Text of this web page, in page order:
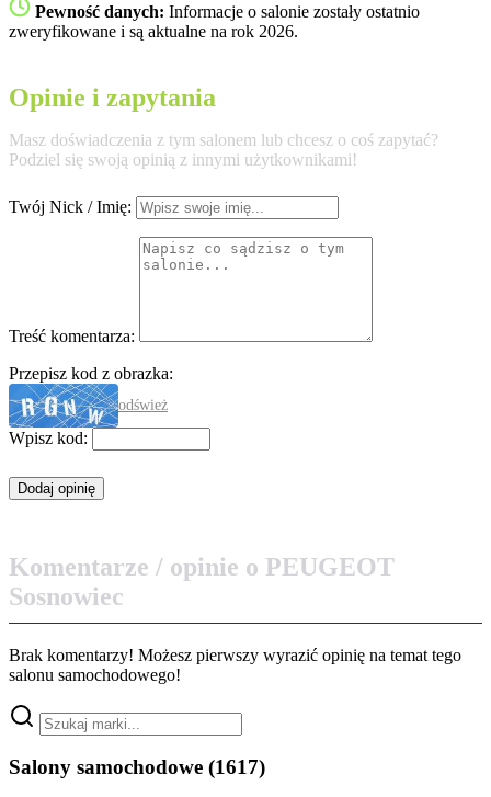
Pewność danych: Informacje o salonie zostały ostatnio
zweryfikowane i są aktualne na rok 2026.
Opinie i zapytania
Masz doświadczenia z tym salonem lub chcesz o coś zapytać?
Podziel się swoją opinią z innymi użytkownikami!
Twój Nick / Imię:
Treść komentarza:
Przepisz kod z obrazka:
odśwież
Wpisz kod:
Komentarze / opinie o PEUGEOT
Sosnowiec
Brak komentarzy! Możesz pierwszy wyrazić opinię na temat tego
salonu samochodowego!
Salony samochodowe (1617)